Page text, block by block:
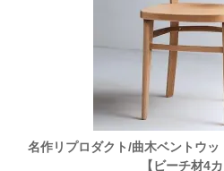
名作リプロダクト/曲木ベントウ
【ビーチ材4カ